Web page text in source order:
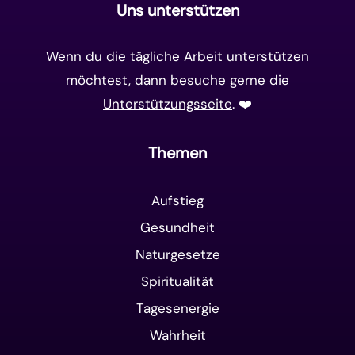
Uns unterstützen
Wenn du die tägliche Arbeit unterstützen
möchtest, dann besuche gerne die
Unterstützungsseite. ❤️️
Themen
Aufstieg
Gesundheit
Naturgesetze
Spiritualität
Tagesenergie
Wahrheit